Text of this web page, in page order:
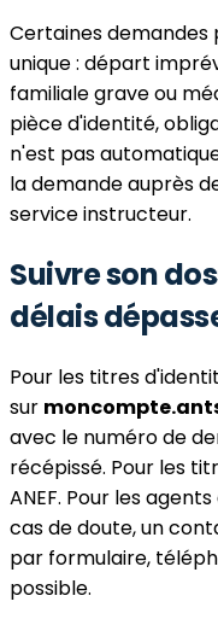
Certaines
unique : départ
familiale grave ou
pièce d'identité,
n'est pas
la demande auprès
service instructeur.
Suivre son
délais
Pour les titres
sur
avec le numéro de
récépissé. Pour les
ANEF. Pour les
cas de doute, un
par formulaire,
possible.